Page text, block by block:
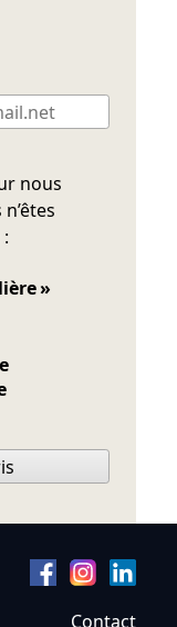
nous
»
Contact